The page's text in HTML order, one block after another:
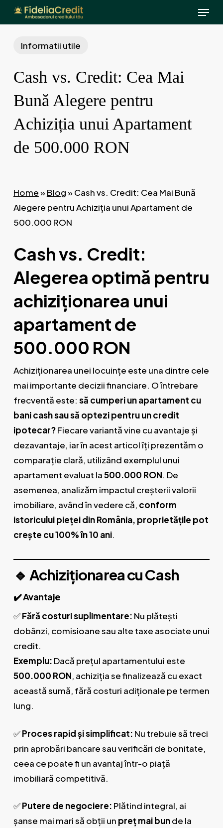
Skip
to
content
Menu
Informatii utile
Cash vs. Credit: Cea Mai
Bună Alegere pentru
Achiziția unui Apartament
de 500.000 RON
Home» Blog» Cash vs. Credit: Cea Mai Bună
Alegere pentru Achiziția unui Apartament de
500.000 RON
Cash vs. Credit:
Alegerea optimă pentru
achiziționarea unui
apartament de
500.000 RON
Achiziționarea unei locuințe este una dintre cele
mai importante decizii financiare. O întrebare
frecventă este: să cumperi un apartament cu
bani cash sau să optezi pentru un credit
ipotecar?Fiecare variantă vine cu avantaje și
dezavantaje, iar în acest articol îți prezentăm o
comparație clară, utilizând exemplul unui
apartament evaluat la500.000 RON. De
asemenea, analizăm impactul creșterii valorii
imobiliare, având în vedere că, conform
istoricului pieței din România, proprietățile pot
crește cu 100% în 10 ani.
🔹 Achiziționarea cu Cash
✔️ Avantaje
✅Fără costuri suplimentare: Nu plătești
dobânzi, comisioane sau alte taxe asociate unui
credit.
Exemplu: Dacă prețul apartamentului este
500.000 RON, achiziția se finalizează cu exact
această sumă, fără costuri adiționale pe termen
lung.
✅Proces rapid și simplificat: Nu trebuie să treci
prin aprobări bancare sau verificări de bonitate,
ceea ce poate fi un avantaj într-o piață
imobiliară competitivă.
✅Putere de negociere: Plătind integral, ai
șanse mai mari să obții un preț mai bunde la